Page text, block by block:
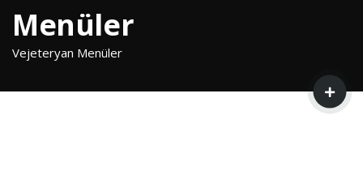
Menüler
Vejeteryan Menüler